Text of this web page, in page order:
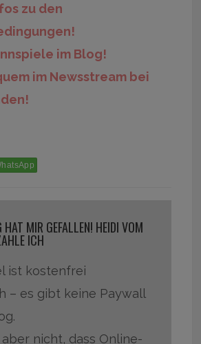
zu den
im Blog!
im Newsstream bei
HAT MIR GEFALLEN! HEIDI VOM
ICH
ist kostenfrei
– es gibt keine Paywall
nicht, dass Online-